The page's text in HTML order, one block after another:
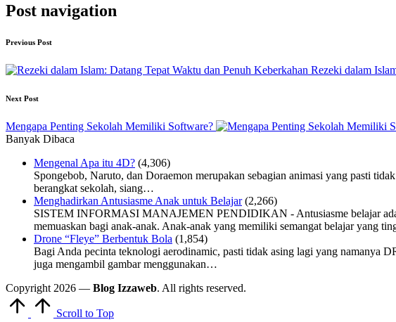
Post navigation
Previous Post
Rezeki dalam
Next Post
Mengapa Penting Sekolah Memiliki Software?
Banyak Dibaca
Mengenal Apa itu 4D? (4,306)
Spongebob, Naruto, dan Doraemon merupakan sebagian animasi yang pasti
berangkat sekolah, siang…
Menghadirkan Antusiasme Anak untuk Belajar (2,266)
SISTEM INFORMASI MANAJEMEN PENDIDIKAN - Antusiasme belajar
memuaskan bagi anak-anak. Anak-anak yang memiliki semangat belajar yang
Drone “Fleye” Berbentuk Bola (1,854)
Bagi Anda pecinta teknologi aerodinamic, pasti tidak asing lagi yang namanya
juga mengambil gambar menggunakan…
Copyright 2026 — Blog Izzaweb. All rights reserved.
Scroll to Top